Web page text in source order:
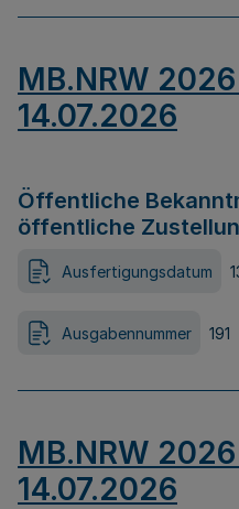
MB.NRW 2026
14.07.2026
Öffentliche
öffentliche
Ausfertigungsdatum
Ausgabennummer 191
MB.NRW
14.07.2026